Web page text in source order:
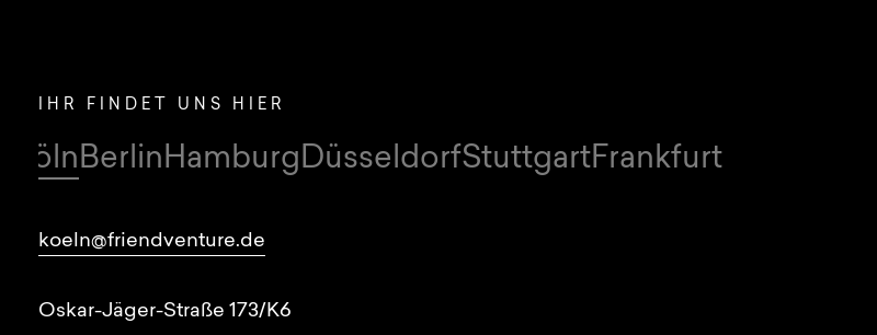
IHR FINDET UNS HIER
Standorte
KölnBerlinHamburgDüsseldorfStuttgartFrankfurt
koeln@friendventure.de
Oskar-Jäger-Straße 173/K6